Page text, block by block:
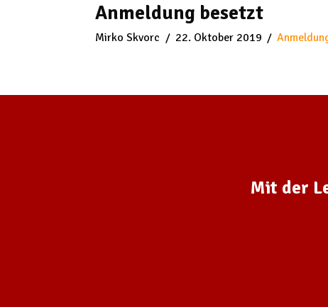
Anmeldung besetzt
Mirko Skvorc 22. Oktober 2019
Mit der